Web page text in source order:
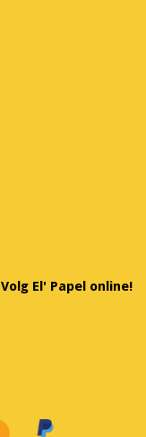
Volg El' Papel online!